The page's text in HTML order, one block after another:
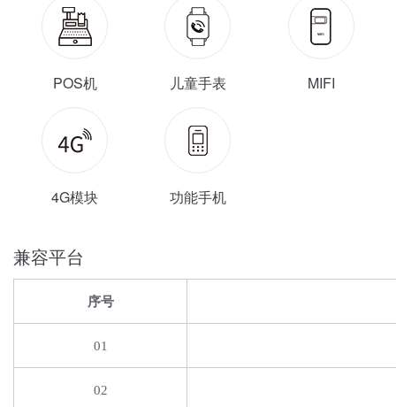
POS机 儿童手表 MIFI
4G模块 功能手机
兼容平台
序号
01
02